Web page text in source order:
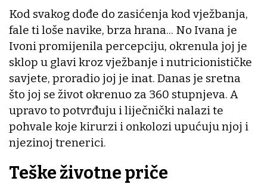
Kod svakog dođe do zasićenja kod vježbanja,
fale ti loše navike, brza hrana... No Ivana je
Ivoni promijenila percepciju, okrenula joj je
sklop u glavi kroz vježbanje i nutricionističke
savjete, proradio joj je inat. Danas je sretna
što joj se život okrenuo za 360 stupnjeva. A
upravo to potvrđuju i liječnički nalazi te
pohvale koje kirurzi i onkolozi upućuju njoj i
njezinoj trenerici.
Teške životne priče